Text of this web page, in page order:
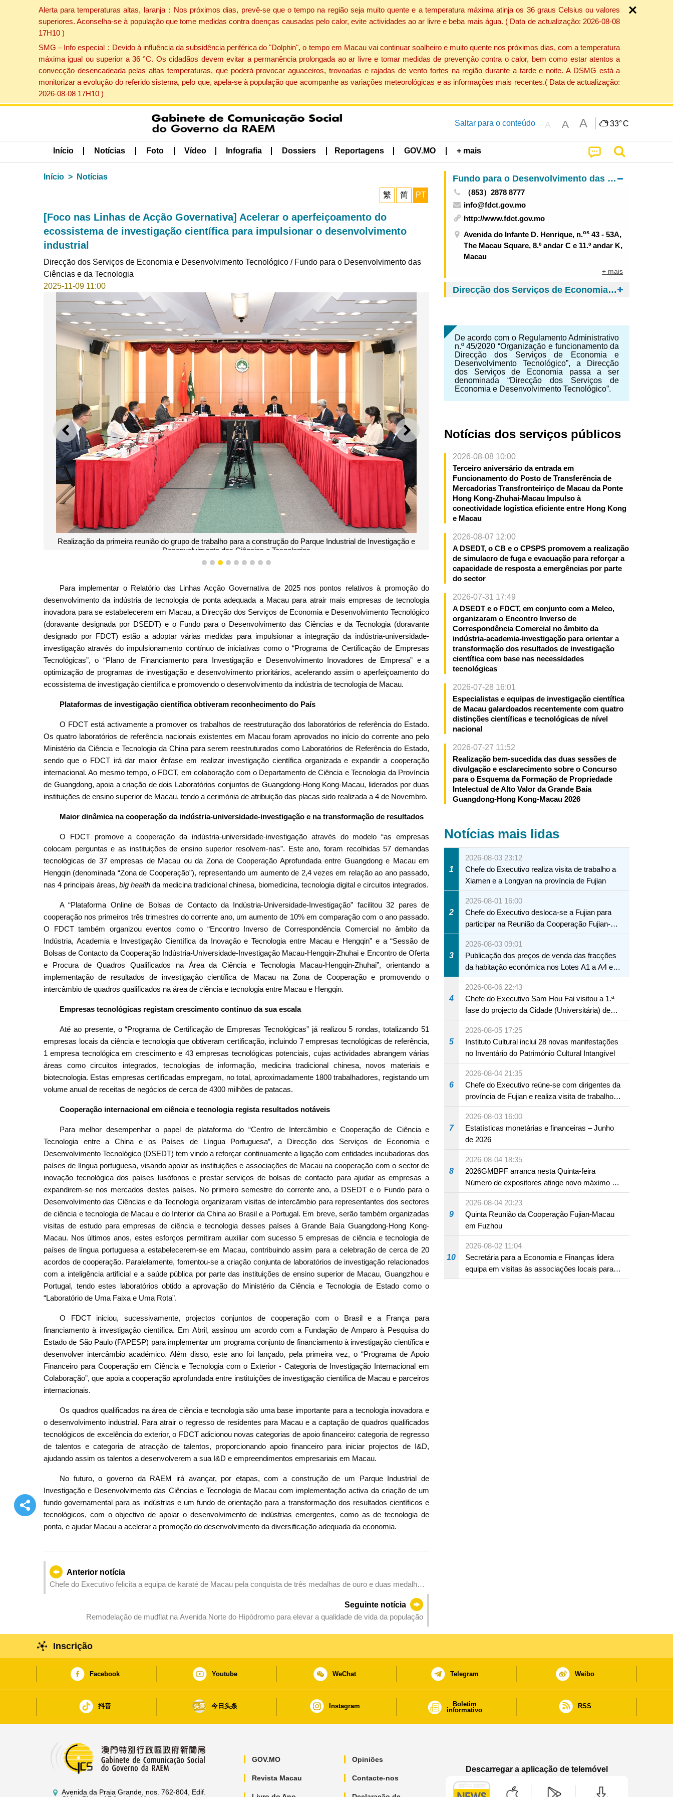
Alerta para temperaturas altas, laranja：Nos próximos dias, prevê-se que o tempo na região seja muito quente e a temperatura máxima atinja os 36 graus Celsius ou valores
superiores. Aconselha-se à população que tome medidas contra doenças causadas pelo calor, evite actividades ao ar livre e beba mais água. ( Data de actualização: 2026-08-08
17H10 )
SMG－Info especial：Devido à influência da subsidência periférica do "Dolphin", o tempo em Macau vai continuar soalheiro e muito quente nos próximos dias, com a temperatura
máxima igual ou superior a 36 °C. Os cidadãos devem evitar a permanência prolongada ao ar livre e tomar medidas de prevenção contra o calor, bem como estar atentos a
convecção desencadeada pelas altas temperaturas, que poderá provocar aguaceiros, trovoadas e rajadas de vento fortes na região durante a tarde e noite. A DSMG está a
monitorizar a evolução do referido sistema, pelo que, apela-se à população que acompanhe as variações meteorológicas e as informações mais recentes.( Data de actualização:
2026-08-08 17H10 )
Saltar para o conteúdo A A A 33°C
Início Notícias Foto Vídeo Infografia Dossiers Reportagens GOV.MO + mais
Início Notícias
繁 简 PT
[Foco nas Linhas de Acção Governativa] Acelerar o aperfeiçoamento do
ecossistema de investigação científica para impulsionar o desenvolvimento
industrial
Direcção dos Serviços de Economia e Desenvolvimento Tecnológico / Fundo para o Desenvolvimento das
Ciências e da Tecnologia
2025-11-09 11:00
ANTERIOR SEGUINTE
Realização da primeira reunião do grupo de trabalho para a construção do Parque Industrial de Investigação e
Desenvolvimento das Ciências e Tecnologias
1
2 3 4 5 6 7 8 9
Para implementar o Relatório das Linhas Acção Governativa de 2025 nos pontos relativos à promoção do
desenvolvimento da indústria de tecnologia de ponta adequada a Macau para atrair mais empresas de tecnologia
inovadora para se estabelecerem em Macau, a Direcção dos Serviços de Economia e Desenvolvimento Tecnológico
(doravante designada por DSEDT) e o Fundo para o Desenvolvimento das Ciências e da Tecnologia (doravante
designado por FDCT) estão a adoptar várias medidas para impulsionar a integração da indústria-universidade-
investigação através do impulsionamento contínuo de iniciativas como o “Programa de Certificação de Empresas
Tecnológicas”, o “Plano de Financiamento para Investigação e Desenvolvimento Inovadores de Empresa” e a
optimização de programas de investigação e desenvolvimento prioritários, acelerando assim o aperfeiçoamento do
ecossistema de investigação científica e promovendo o desenvolvimento da indústria de tecnologia de Macau.
Plataformas de investigação científica obtiveram reconhecimento do País
O FDCT está activamente a promover os trabalhos de reestruturação dos laboratórios de referência do Estado.
Os quatro laboratórios de referência nacionais existentes em Macau foram aprovados no início do corrente ano pelo
Ministério da Ciência e Tecnologia da China para serem reestruturados como Laboratórios de Referência do Estado,
sendo que o FDCT irá dar maior ênfase em realizar investigação científica organizada e expandir a cooperação
internacional. Ao mesmo tempo, o FDCT, em colaboração com o Departamento de Ciência e Tecnologia da Província
de Guangdong, apoia a criação de dois Laboratórios conjuntos de Guangdong-Hong Kong-Macau, liderados por duas
instituições de ensino superior de Macau, tendo a cerimónia de atribuição das placas sido realizada a 4 de Novembro.
Maior dinâmica na cooperação da indústria-universidade-investigação e na transformação de resultados
O FDCT promove a cooperação da indústria-universidade-investigação através do modelo “as empresas
colocam perguntas e as instituições de ensino superior resolvem-nas”. Este ano, foram recolhidas 57 demandas
tecnológicas de 37 empresas de Macau ou da Zona de Cooperação Aprofundada entre Guangdong e Macau em
Hengqin (denominada “Zona de Cooperação”), representando um aumento de 2,4 vezes em relação ao ano passado,
nas 4 principais áreas, big health da medicina tradicional chinesa, biomedicina, tecnologia digital e circuitos integrados.
A “Plataforma Online de Bolsas de Contacto da Indústria-Universidade-Investigação” facilitou 32 pares de
cooperação nos primeiros três trimestres do corrente ano, um aumento de 10% em comparação com o ano passado.
O FDCT também organizou eventos como o “Encontro Inverso de Correspondência Comercial no âmbito da
Indústria, Academia e Investigação Científica da Inovação e Tecnologia entre Macau e Hengqin” e a “Sessão de
Bolsas de Contacto da Cooperação Indústria-Universidade-Investigação Macau-Hengqin-Zhuhai e Encontro de Oferta
e Procura de Quadros Qualificados na Área da Ciência e Tecnologia Macau-Hengqin-Zhuhai”, orientando a
implementação de resultados de investigação científica de Macau na Zona de Cooperação e promovendo o
intercâmbio de quadros qualificados na área de ciência e tecnologia entre Macau e Hengqin.
Empresas tecnológicas registam crescimento contínuo da sua escala
Até ao presente, o “Programa de Certificação de Empresas Tecnológicas” já realizou 5 rondas, totalizando 51
empresas locais da ciência e tecnologia que obtiveram certificação, incluindo 7 empresas tecnológicas de referência,
1 empresa tecnológica em crescimento e 43 empresas tecnológicas potenciais, cujas actividades abrangem várias
áreas como circuitos integrados, tecnologias de informação, medicina tradicional chinesa, novos materiais e
biotecnologia. Estas empresas certificadas empregam, no total, aproximadamente 1800 trabalhadores, registando um
volume anual de receitas de negócios de cerca de 4300 milhões de patacas.
Cooperação internacional em ciência e tecnologia regista resultados notáveis
Para melhor desempenhar o papel de plataforma do “Centro de Intercâmbio e Cooperação de Ciência e
Tecnologia entre a China e os Países de Língua Portuguesa”, a Direcção dos Serviços de Economia e
Desenvolvimento Tecnológico (DSEDT) tem vindo a reforçar continuamente a ligação com entidades incubadoras dos
países de língua portuguesa, visando apoiar as instituições e associações de Macau na cooperação com o sector de
inovação tecnológica dos países lusófonos e prestar serviços de bolsas de contacto para ajudar as empresas a
expandirem-se nos mercados destes países. No primeiro semestre do corrente ano, a DSEDT e o Fundo para o
Desenvolvimento das Ciências e da Tecnologia organizaram visitas de intercâmbio para representantes dos sectores
de ciência e tecnologia de Macau e do Interior da China ao Brasil e a Portugal. Em breve, serão também organizadas
visitas de estudo para empresas de ciência e tecnologia desses países à Grande Baía Guangdong-Hong Kong-
Macau. Nos últimos anos, estes esforços permitiram auxiliar com sucesso 5 empresas de ciência e tecnologia de
países de língua portuguesa a estabelecerem-se em Macau, contribuindo assim para a celebração de cerca de 20
acordos de cooperação. Paralelamente, fomentou-se a criação conjunta de laboratórios de investigação relacionados
com a inteligência artificial e a saúde pública por parte das instituições de ensino superior de Macau, Guangzhou e
Portugal, tendo estes laboratórios obtido a aprovação do Ministério da Ciência e Tecnologia de Estado como o
“Laboratório de Uma Faixa e Uma Rota”.
O FDCT iniciou, sucessivamente, projectos conjuntos de cooperação com o Brasil e a França para
financiamento à investigação científica. Em Abril, assinou um acordo com a Fundação de Amparo à Pesquisa do
Estado de São Paulo (FAPESP) para implementar um programa conjunto de financiamento à investigação científica e
desenvolver intercâmbio académico. Além disso, este ano foi lançado, pela primeira vez, o “Programa de Apoio
Financeiro para Cooperação em Ciência e Tecnologia com o Exterior - Categoria de Investigação Internacional em
Colaboração”, que apoia a cooperação aprofundada entre instituições de investigação científica de Macau e parceiros
internacionais.
Os quadros qualificados na área de ciência e tecnologia são uma base importante para a tecnologia inovadora e
o desenvolvimento industrial. Para atrair o regresso de residentes para Macau e a captação de quadros qualificados
tecnológicos de excelência do exterior, o FDCT adicionou novas categorias de apoio financeiro: categoria de regresso
de talentos e categoria de atracção de talentos, proporcionando apoio financeiro para iniciar projectos de I&D,
ajudando assim os talentos a desenvolverem a sua I&D e empreendimentos empresariais em Macau.
No futuro, o governo da RAEM irá avançar, por etapas, com a construção de um Parque Industrial de
Investigação e Desenvolvimento das Ciências e Tecnologia de Macau com implementação activa da criação de um
fundo governamental para as indústrias e um fundo de orientação para a transformação dos resultados científicos e
tecnológicos, com o objectivo de apoiar o desenvolvimento de indústrias emergentes, como as de tecnologia de
ponta, e ajudar Macau a acelerar a promoção do desenvolvimento da diversificação adequada da economia.
Anterior notícia
Chefe do Executivo felicita a equipa de karaté de Macau pela conquista de três medalhas de ouro e duas medalhas
Seguinte notícia
Remodelação de mudflat na Avenida Norte do Hipódromo para elevar a qualidade de vida da população
Fundo para o Desenvolvimento das Ciências e da Tecnologia
（853）2878 8777
info@fdct.gov.mo
http://www.fdct.gov.mo
Avenida do Infante D. Henrique, n.os 43 - 53A,
The Macau Square, 8.º andar C e 11.º andar K,
Macau
+ mais
Direcção dos Serviços de Economia e Desenvolvimento Tecnológico
De acordo com o Regulamento Administrativo
n.º 45/2020 “Organização e funcionamento da
Direcção dos Serviços de Economia e
Desenvolvimento Tecnológico”, a Direcção
dos Serviços de Economia passa a ser
denominada “Direcção dos Serviços de
Economia e Desenvolvimento Tecnológico”.
Notícias dos serviços públicos
2026-08-08 10:00
Terceiro aniversário da entrada em
Funcionamento do Posto de Transferência de
Mercadorias Transfronteiriço de Macau da Ponte
Hong Kong-Zhuhai-Macau Impulso à
conectividade logística eficiente entre Hong Kong
e Macau
2026-08-07 12:00
A DSEDT, o CB e o CPSPS promovem a realização
de simulacro de fuga e evacuação para reforçar a
capacidade de resposta a emergências por parte
do sector
2026-07-31 17:49
A DSEDT e o FDCT, em conjunto com a Melco,
organizaram o Encontro Inverso de
Correspondência Comercial no âmbito da
indústria-academia-investigação para orientar a
transformação dos resultados de investigação
científica com base nas necessidades
tecnológicas
2026-07-28 16:01
Especialistas e equipas de investigação científica
de Macau galardoados recentemente com quatro
distinções científicas e tecnológicas de nível
nacional
2026-07-27 11:52
Realização bem-sucedida das duas sessões de
divulgação e esclarecimento sobre o Concurso
para o Esquema da Formação de Propriedade
Intelectual de Alto Valor da Grande Baía
Guangdong-Hong Kong-Macau 2026
Notícias mais lidas
1
2026-08-03 23:12
Chefe do Executivo realiza visita de trabalho a
Xiamen e a Longyan na província de Fujian
2
2026-08-01 16:00
Chefe do Executivo desloca-se a Fujian para
participar na Reunião da Cooperação Fujian-
Macau
3
2026-08-03 09:01
Publicação dos preços de venda das fracções
da habitação económica nos Lotes A1 a A4 e
A12 da Zona A dos Novos Aterros
4
2026-08-06 22:43
Chefe do Executivo Sam Hou Fai visitou a 1.ª
fase do projecto da Cidade (Universitária) de
Educação Internacional de Macau e Hengqin
5
2026-08-05 17:25
Instituto Cultural inclui 28 novas manifestações
no Inventário do Património Cultural Intangível
6
2026-08-04 21:35
Chefe do Executivo reúne-se com dirigentes da
província de Fujian e realiza visita de trabalho
em Fuzhou
7
2026-08-03 16:00
Estatísticas monetárias e financeiras – Junho
de 2026
8
2026-08-04 18:35
2026GMBPF arranca nesta Quinta-feira
Número de expositores atinge novo máximo em
18 anos
9
2026-08-04 20:23
Quinta Reunião da Cooperação Fujian-Macau
em Fuzhou
10
2026-08-02 11:04
Secretária para a Economia e Finanças lidera
equipa em visitas às associações locais para
consolidar consensos e promover os trabalhos
Inscrição
Facebook Youtube WeChat Telegram Weibo
抖音 今日头条 Instagram
Boletim
informativo
RSS
Avenida da Praia Grande, nos. 762-804, Edif.
GOV.MO
Revista Macau
Opiniões
Contacte-nos
Descarregar a aplicação de telemóvel